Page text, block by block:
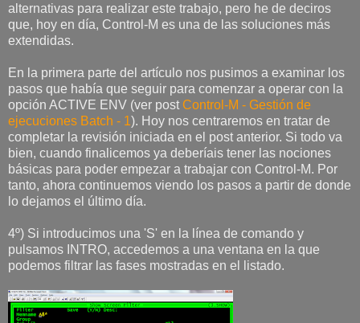
alternativas para realizar este trabajo, pero he de deciros
que, hoy en día, Control-M es una de las soluciones más
extendidas.
En la primera parte del artículo nos pusimos a examinar los
pasos que había que seguir para comenzar a operar con la
opción ACTIVE ENV (ver post Control-M - Gestión de
ejecuciones Batch - 1). Hoy nos centraremos en tratar de
completar la revisión iniciada en el post anterior. Si todo va
bien, cuando finalicemos ya deberíais tener las nociones
básicas para poder empezar a trabajar con Control-M. Por
tanto, ahora continuemos viendo los pasos a partir de donde
lo dejamos el último día.
4º) Si introducimos una 'S' en la línea de comando y
pulsamos INTRO, accedemos a una ventana en la que
podemos filtrar las fases mostradas en el listado.